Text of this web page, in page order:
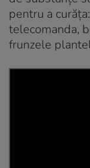
pentru a
telecomanda,
frunzele